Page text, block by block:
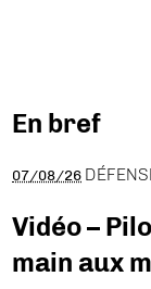
En bref
07/08/26
Vidéo –
main aux